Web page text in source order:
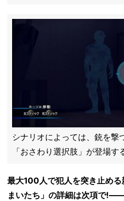
シナリオによっては、銃を撃
「おさわり選択肢」が登場す
最大100人で犯人を突き止め
まいたち」の詳細は次項で